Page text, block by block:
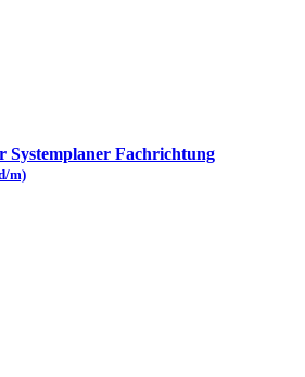
Systemplaner Fachrichtung
m)